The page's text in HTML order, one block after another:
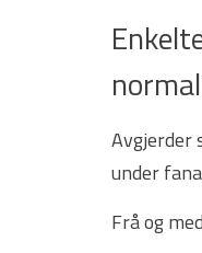
Avgjerder
under
Frå og